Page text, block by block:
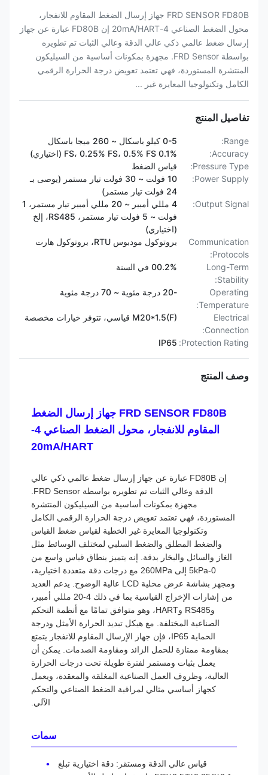
FRD SENSOR FD80B جهاز إرسال الضغط المقاوم للانفجار،
محول الضغط الصناعي 4-20mA/HART إن FD80B عبارة عن جهاز
إرسال ضغط عالمي ذكي عالي الدقة وعالي الثبات تم تطويره
بواسطة FRD Sensor. مجهزة بمكونات أساسية من السيليكون
المنتشرة المستوردة، فهي تعتمد تعويض درجة الحرارة الرقمي
الكامل وتكنولوجيا المعايرة غير ...
تفاصيل المنتج
Range:
Accuracy:
Pressure Type:
قياس الضغط
Power Supply:
10 فولت ~ 30 فولت تيار مستمر (يوصى بـ
Output Signal:
4 مللي أمبير ~ 20 مللي أمبير تيار مستمر، 1
فولت ~ 5 فولت تيار مستمر، RS485، إلخ
(اختياري)
Communication
Protocols:
بروتوكول مودبوس RTU، بروتوكول هارت
Long-Term
Stability:
00.2% في السنة
Operating
Temperature:
Electrical
Connection:
M20*1.5(F) قياسي، تتوفر خيارات مخصصة
Protection Rating:
IP65
وصف المنتج
FRD SENSOR FD80B جهاز إرسال الضغط
المقاوم للانفجار، محول الضغط الصناعي 4-
20mA/HART
إن FD80B عبارة عن جهاز إرسال ضغط عالمي ذكي عالي
الدقة وعالي الثبات تم تطويره بواسطة FRD Sensor.
مجهزة بمكونات أساسية من السيليكون المنتشرة
المستوردة، فهي تعتمد تعويض درجة الحرارة الرقمي الكامل
وتكنولوجيا المعايرة غير الخطية لقياس ضغط القياس
والضغط المطلق والضغط السلبي لمختلف الوسائط مثل
الغاز والسائل والبخار بدقة. إنه يتميز بنطاق قياس واسع من
0-5kPa إلى 260MPa مع درجات دقة متعددة اختيارية،
ومجهز بشاشة عرض محلية LCD عالية الوضوح. يدعم العديد
من إشارات الإخراج القياسية بما في ذلك 4-20 مللي أمبير،
وRS485 وHART، وهو متوافق تمامًا مع أنظمة التحكم
الصناعية المختلفة. مع هيكل تبديد الحرارة الأمثل ودرجة
الحماية IP65، فإن جهاز الإرسال المقاوم للانفجار يتمتع
بمقاومة ممتازة للحمل الزائد ومقاومة الصدمات. يمكن أن
يعمل بثبات ومستمر لفترة طويلة تحت درجات الحرارة
العالية، وظروف العمل الصناعية المغلقة والمعقدة، ويعمل
كجهاز أساسي مثالي لمراقبة الضغط الصناعي والتحكم
سمات
قياس عالي الدقة ومستقر: دقة اختيارية تبلغ